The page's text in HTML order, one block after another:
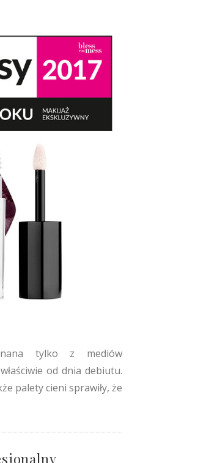
tylko z mediów
od dnia debiutu.
palety cieni sprawiły, że